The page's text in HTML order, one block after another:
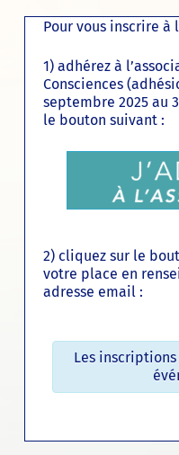
Pour vous inscrire à
1) adhérez à
Consciences
septembre 2025 au
le bouton suivant :
2) cliquez sur le
votre place en
adresse email :
Les